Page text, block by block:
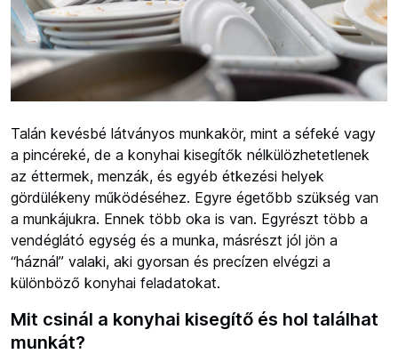
Talán kevésbé látványos munkakör, mint a séfeké vagy
a pincéreké, de a konyhai kisegítők nélkülözhetetlenek
az éttermek, menzák, és egyéb étkezési helyek
gördülékeny működéséhez. Egyre égetőbb szükség van
a munkájukra. Ennek több oka is van. Egyrészt több a
vendéglátó egység és a munka, másrészt jól jön a
“háznál” valaki, aki gyorsan és precízen elvégzi a
különböző konyhai feladatokat.
Mit csinál a konyhai kisegítő és hol találhat
munkát?